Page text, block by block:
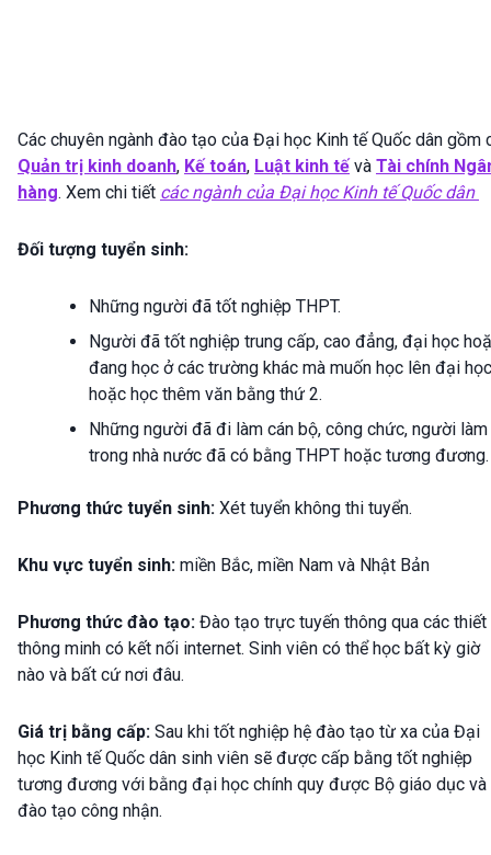
Các chuyên ngành đào tạo của Đại học Kinh tế Quốc dân gồm
Quản trị kinh doanh, Kế toán, Luật kinh tếvà Tài chính
hàng. Xem chi tiết các ngành của Đại học Kinh tế Quốc dân
Đối tượng tuyển sinh:
Những người đã tốt nghiệp THPT.
Người đã tốt nghiệp trung cấp, cao đẳng, đại học
đang học ở các trường khác mà muốn học lên đại học
hoặc học thêm văn bằng thứ 2.
Những người đã đi làm cán bộ, công chức, người làm
trong nhà nước đã có bằng THPT hoặc tương đương.
Phương thức tuyển sinh: Xét tuyển không thi tuyển.
Khu vực tuyển sinh: miền Bắc, miền Nam và Nhật Bản
Phương thức đào tạo: Đào tạo trực tuyến thông qua các thiết
thông minh có kết nối internet. Sinh viên có thể học bất kỳ giờ
nào và bất cứ nơi đâu.
Giá trị bằng cấp: Sau khi tốt nghiệp hệ đào tạo từ xa của Đại
học Kinh tế Quốc dân sinh viên sẽ được cấp bằng tốt nghiệp
tương đương với bằng đại học chính quy được Bộ giáo dục và
đào tạo công nhận.